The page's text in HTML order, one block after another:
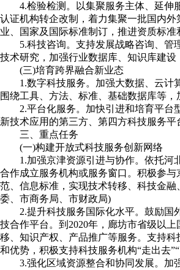
4.检验检测。以集聚服务主体、延伸
认证机构转企改制，着力集聚一批国内
业、国家及国际标准制订，推进资质标准
5.科技咨询。支持发展战略咨询、
技术研究，加强行业数据库、知识库建
(三)培育跨界融合新业态
1.数字科技服务。加强大数据、云计
围绕工具、方法、标准、基础数据库等
2.平台化服务。加快引进和培育平
新技术应用的第三方、第四方科技服务平
三、重点任务
(一)构建开放式科技服务创新网络
1.加强京津资源引进与协作。依托河
合作成立服务机构或服务窗口。积极参
范、信息标准，实现技术转移、科技金
委、市商务局、市财政局)
2.提升科技服务国际化水平。鼓励
技合作平台。到2020年，廊坊市省级以
移、知识产权、产品推广等服务。支持
和优势，积极支持科技服务机构“走出去
3.强化区域资源整合和协同发展。加